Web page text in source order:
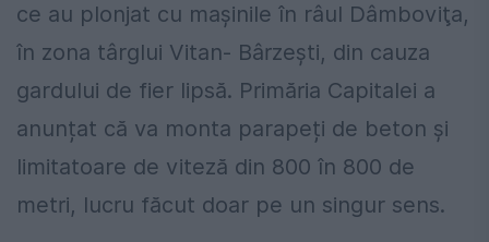
ce au plonjat cu maşinile în râul Dâmboviţa,
în zona târglui Vitan- Bârzeşti, din cauza
gardului de fier lipsă. Primăria Capitalei a
anunțat că va monta parapeți de beton și
limitatoare de viteză din 800 în 800 de
metri, lucru făcut doar pe un singur sens.